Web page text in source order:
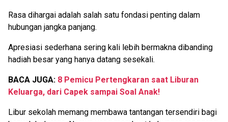
Rasa dihargai adalah salah satu fondasi penting dalam
hubungan jangka panjang.
Apresiasi sederhana sering kali lebih bermakna dibanding
hadiah besar yang hanya datang sesekali.
BACA JUGA: 8 Pemicu Pertengkaran saat Liburan
Keluarga, dari Capek sampai Soal Anak!
Libur sekolah memang membawa tantangan tersendiri bagi